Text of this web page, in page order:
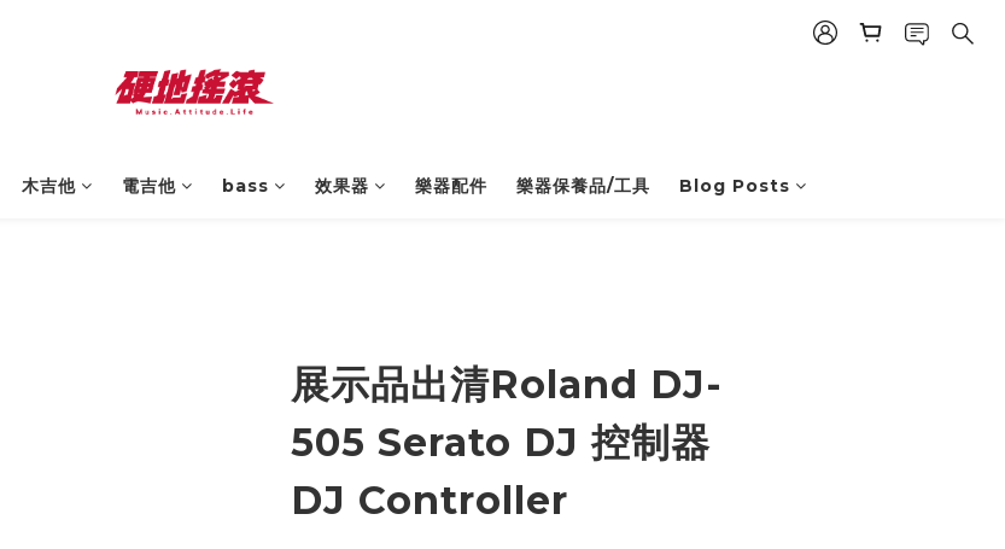
木吉他 電吉他 bass 效果器 樂器配件 樂器保養品/工具 Blog Posts
展示品出清Roland DJ-
505 Serato DJ 控制器
DJ Controller